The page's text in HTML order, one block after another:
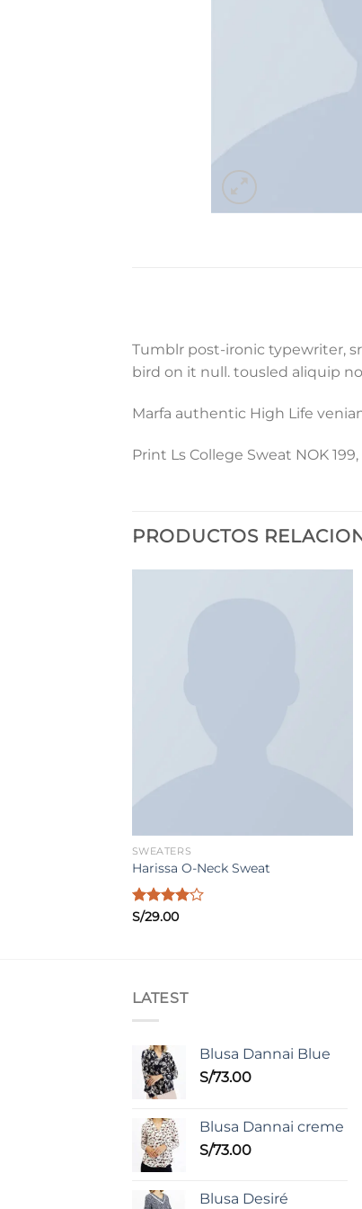
Tumblr post-ironic typewriter,
bird on it null. tousled aliquip
Marfa authentic High Life
Print Ls College Sweat NOK 199,
PRODUCTOS
SWEATERS
Harissa O-Neck Sweat
Valorado
S/29.00
LATEST
Blusa Dannai Blue
S/73.00
Blusa Dannai creme
S/73.00
Blusa Desiré